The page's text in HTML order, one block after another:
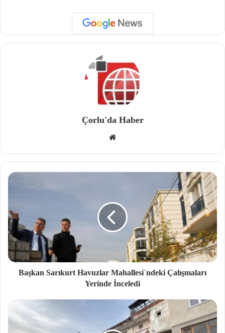
Çorlu'da Haber
site
si
Başkan Sarıkurt Havuzlar Mahallesi`ndeki Çalışmaları
Yerinde İnceledi